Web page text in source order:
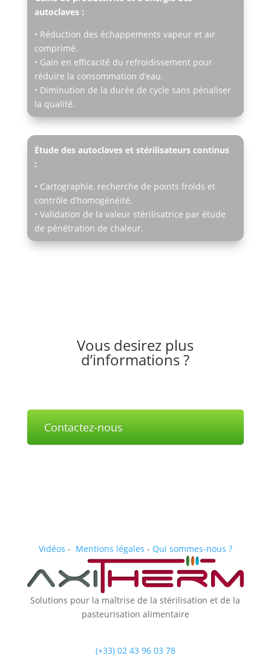
autoclaves :
• Réduction des échappements vapeur et air
comprimé.
• Gain en efficacité du refroidissement pour
réduire la consommation d’eau.
• Diminution de la durée de cycle sans pénaliser
la qualité.
Étude des autoclaves et stérilisateurs continus
:
• Cartographie, recherche de points froids et
contrôle d’homogénéité.
• Validation de la valeur stérilisatrice par étude
de pénétration de chaleur.
Vous desirez plus
d’informations ?
Contactez-nous
Vidéos - Mentions légales - Qui sommes-nous ?
Solutions pour la maîtrise de la stérilisation et de la
pasteurisation alimentaire
(+33) 02 43 96 03 78